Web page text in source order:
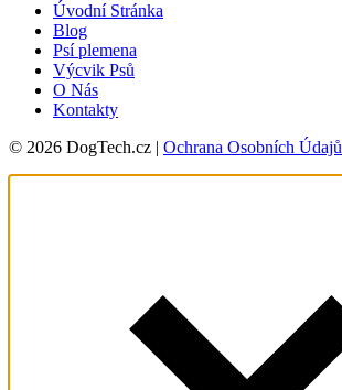
Úvodní Stránka
Blog
Psí plemena
Výcvik Psů
O Nás
Kontakty
© 2026 DogTech.cz | Ochrana Osobních Údajů